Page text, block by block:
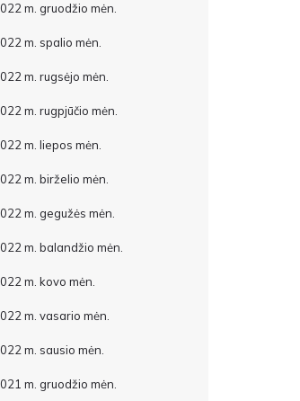
m. gruodžio mėn.
m. spalio mėn.
m. rugsėjo mėn.
m. rugpjūčio mėn.
m. liepos mėn.
m. birželio mėn.
m. gegužės mėn.
m. balandžio mėn.
m. kovo mėn.
m. vasario mėn.
m. sausio mėn.
m. gruodžio mėn.